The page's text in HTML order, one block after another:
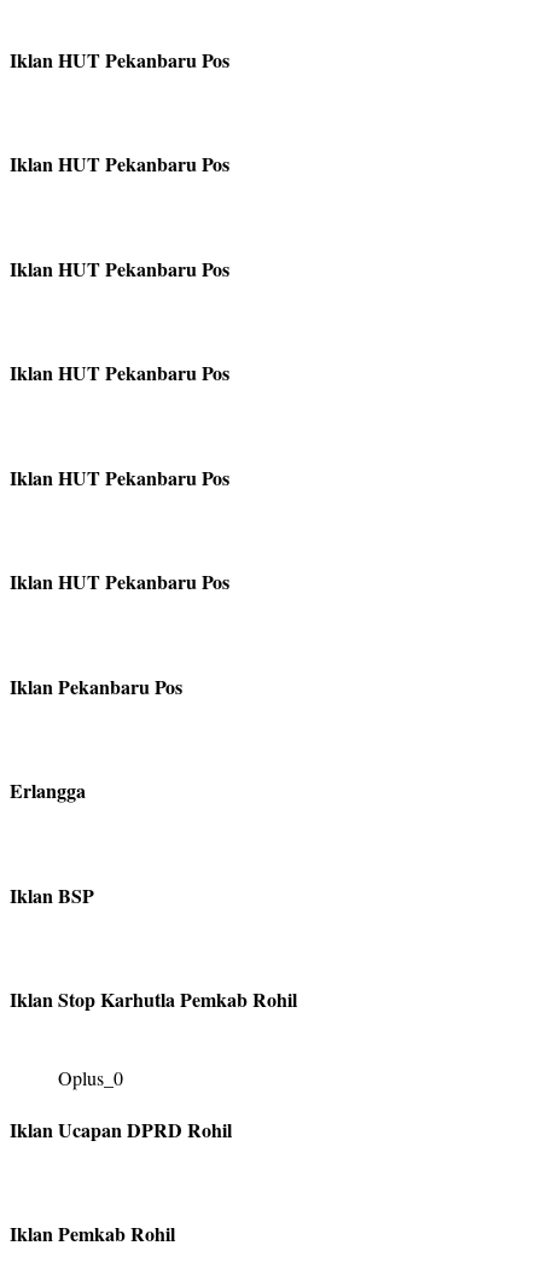
Iklan HUT Pekanbaru Pos
Iklan HUT Pekanbaru Pos
Iklan HUT Pekanbaru Pos
Iklan HUT Pekanbaru Pos
Iklan HUT Pekanbaru Pos
Iklan HUT Pekanbaru Pos
Iklan Pekanbaru Pos
Erlangga
Iklan BSP
Iklan Stop Karhutla Pemkab Rohil
Oplus_0
Iklan Ucapan DPRD Rohil
Iklan Pemkab Rohil